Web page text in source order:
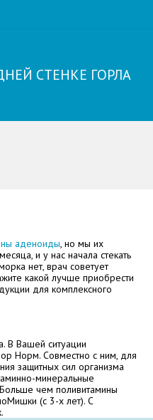
СТЕНКЕ ГОРЛА
аденоиды, но мы их
и у нас начала стекать
нет, врач советует
какой лучше приобрести
для комплексного
В Вашей ситуации
Норм. Совместно с ним, для
защитных сил организма
минеральные
чем поливитамины
(с 3-х лет). С